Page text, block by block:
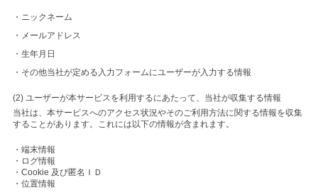
・ニックネーム
・メールアドレス
・生年月日
・その他当社が定める入力フォームにユーザーが入力する情報
(2) ユーザーが本サービスを利用するにあたって、当社が収集する情報
当社は、本サービスへのアクセス状況やそのご利用方法に関する情報を収集
することがあります。これには以下の情報が含まれます。
・端末情報
・ログ情報
・Cookie 及び匿名ＩＤ
・位置情報